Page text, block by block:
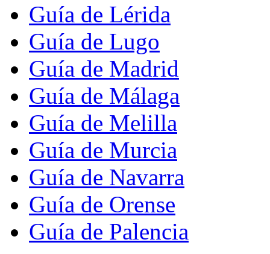
Guía de Lérida
Guía de Lugo
Guía de Madrid
Guía de Málaga
Guía de Melilla
Guía de Murcia
Guía de Navarra
Guía de Orense
Guía de Palencia